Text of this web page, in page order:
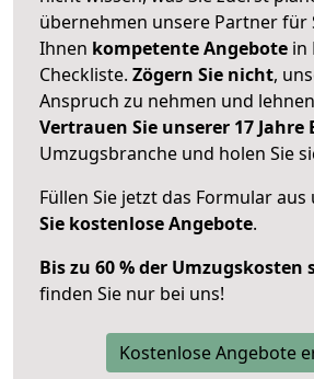
übernehmen unsere Partner für
Ihnen kompetente Angebote in
Checkliste. Zögern Sie nicht,
Anspruch zu nehmen und
Vertrauen Sie unserer 17 Jahre
Umzugsbranche und holen Sie
Füllen Sie jetzt das Formular aus
Sie kostenlose Angebote.
Bis zu 60 % der Umzugskosten
finden Sie nur bei uns!
Kostenlose Angebote